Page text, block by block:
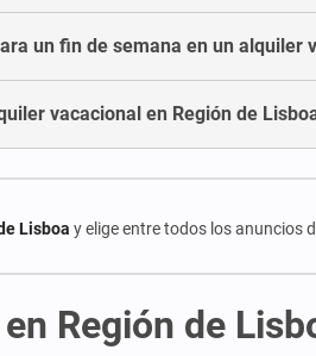
un fin de semana en un alquiler
vacacional en Región de
Lisboa y elige entre todos los anuncios
Región de